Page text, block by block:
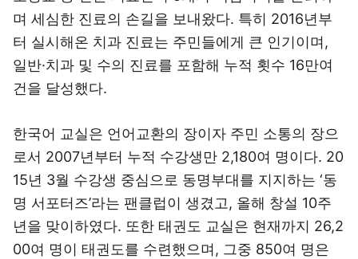
며 세심한 진료의 손길을 보내왔다. 특히 2016년부
터 실시해온 치과 진료는 주민들에게 큰 인기이며,
일반·치과 및 수의 진료를 포함해 누적 횟수 16만여
건을 달성했다.
한국어 교실은 언어교환의 장이자 주민 소통의 장으
로서 2007년부터 누적 수강생만 2,180여 명이다. 20
15년 3월 수강생 중심으로 동명부대를 지지하는 ‘동
명 서포터즈’라는 팬클럽이 생겼고, 올해 창설 10주
년을 맞이하였다. 또한 태권도 교실은 현재까지 26,2
00여 명이 태권도를 수련했으며, 그중 850여 명은